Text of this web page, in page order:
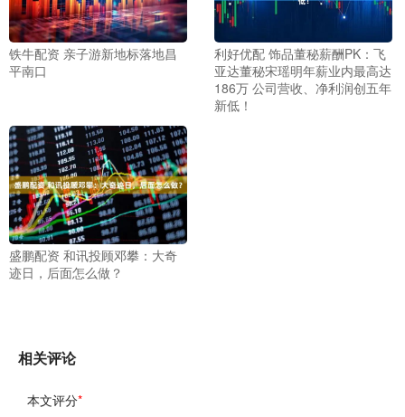
铁牛配资 亲子游新地标落地昌
平南口
利好优配 饰品董秘薪酬PK：飞
亚达董秘宋瑶明年薪业内最高达
186万 公司营收、净利润创五年
新低！
盛鹏配资 和讯投顾邓攀：大奇
迹日，后面怎么做？
相关评论
本文评分*